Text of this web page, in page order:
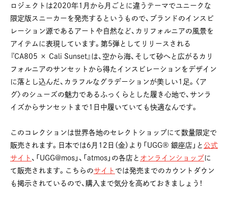
ロジェクトは2020年1月から月ごとに違うテーマでユニークな
限定版スニーカーを発売するというもので、ブランドのインスピ
レーション源であるアートや自然など、カリフォルニアの風景を
アイテムに表現しています。第5弾としてリリースされる
『CA805 × Cali Sunset』は、空から海、そして砂へと広がるカリ
フォルニアのサンセットから得たインスピレーションをデザイン
に落とし込んだ、カラフルなグラデーションが美しい1足。〈ア
グ〉のシューズの魅力であるふっくらとした履き心地で、サンラ
イズからサンセットまで1日中履いていても快適なんです。
このコレクションは世界各地のセレクトショップにて数量限定で
販売されます。日本では6月12日（金）より「UGG® 銀座店」と 公式
サイト 、「UGG@mos」、「atmos」の各店と オンラインショップに
て販売されます。こちらのサイト では発売までのカウントダウン
も掲示されているので、購入まで気分を高めておきましょう！